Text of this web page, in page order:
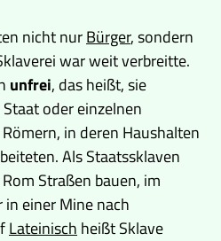
nicht nurBürger, sondern
war weit verbreitte.
unfrei, das heißt, sie
oder einzelnen
in deren Haushalten
Als Staatssklaven
Straßen bauen, im
einer Mine nach
Lateinisch heißt Sklave